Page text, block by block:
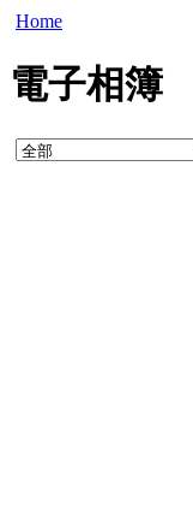
Home
電子相簿